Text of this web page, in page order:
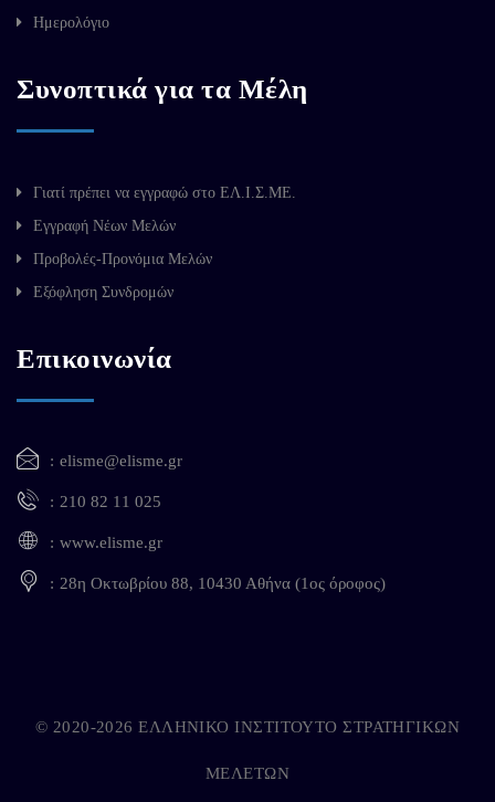
Ημερολόγιο
Συνοπτικά για τα Μέλη
Γιατί πρέπει να εγγραφώ στο ΕΛ.Ι.Σ.ΜΕ.
Εγγραφή Νέων Μελών
Προβολές-Προνόμια Μελών
Εξόφληση Συνδρομών
Επικοινωνία
elisme@elisme.gr
210 82 11 025
www.elisme.gr
28η Οκτωβρίου 88, 10430 Αθήνα (1ος όροφος)
© 2020-2026 ΕΛΛΗΝΙΚΟ ΙΝΣΤΙΤΟΥΤΟ ΣΤΡΑΤΗΓΙΚΩΝ
ΜΕΛΕΤΩΝ